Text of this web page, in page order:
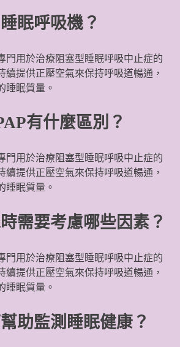
眠呼吸機？
門用於治療阻塞型睡眠呼吸中止症的
續提供正壓空氣來保持呼吸道暢通，
睡眠質量。
有什麼區別？
門用於治療阻塞型睡眠呼吸中止症的
續提供正壓空氣來保持呼吸道暢通，
睡眠質量。
需要考慮哪些因素？
門用於治療阻塞型睡眠呼吸中止症的
續提供正壓空氣來保持呼吸道暢通，
睡眠質量。
助監測睡眠健康？